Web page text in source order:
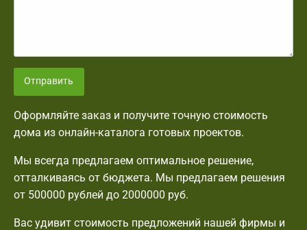
Отправить
Оформляйте заказ и получите точную стоимость
дома из онлайн-каталога готовых проектов.
Мы всегда предлагаем оптимальное решение,
отталкиваясь от бюджета. Мы предлагаем решения
от 500000 рублей до 2000000 руб.
Вас удивит стоимость предложений нашей фирмы и